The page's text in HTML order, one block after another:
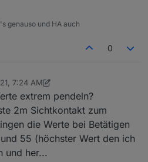
genauso und HA auch
0
7:24 AM
22, 2021, 9:59 AM
extrem pendeln?
2m Sichtkontakt zum
die Werte bei Betätigen
55 (höchster Wert den ich
und her...